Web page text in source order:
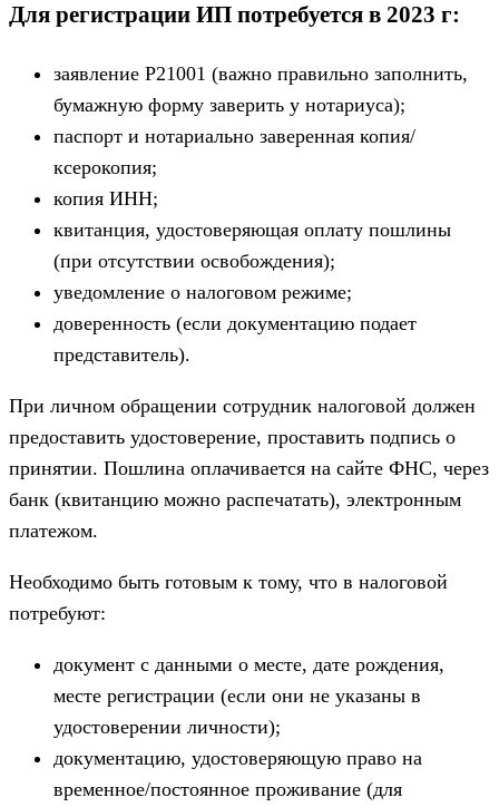
Для регистрации ИП потребуется в 2023 г:
заявление Р21001 (важно правильно заполнить,
бумажную форму заверить у нотариуса);
паспорт и нотариально заверенная копия/
ксерокопия;
копия ИНН;
квитанция, удостоверяющая оплату пошлины
(при отсутствии освобождения);
уведомление о налоговом режиме;
доверенность (если документацию подает
представитель).
При личном обращении сотрудник налоговой должен
предоставить удостоверение, проставить подпись о
принятии. Пошлина оплачивается на сайте ФНС, через
банк (квитанцию можно распечатать), электронным
платежом.
Необходимо быть готовым к тому, что в налоговой
потребуют:
документ с данными о месте, дате рождения,
месте регистрации (если они не указаны в
удостоверении личности);
документацию, удостоверяющую право на
временное/постоянное проживание (для